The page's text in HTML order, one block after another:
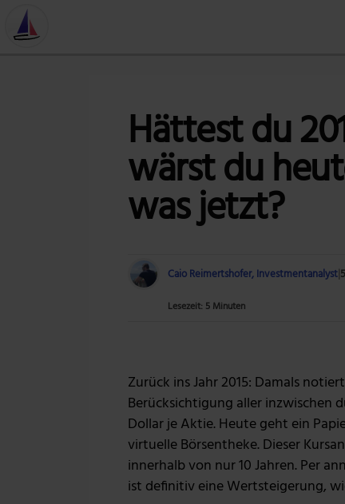
Hättest du
wärst du
was jetzt?
Caio Reimertshofer, Investmentanalyst
Lesezeit: 5 Minuten
Zurück ins Jahr 2015: Damals
Berücksichtigung aller inzwischen
Dollar je Aktie. Heute geht ein
virtuelle Börsentheke. Dieser
innerhalb von nur 10 Jahren. Per
ist definitiv eine Wertsteigerung,